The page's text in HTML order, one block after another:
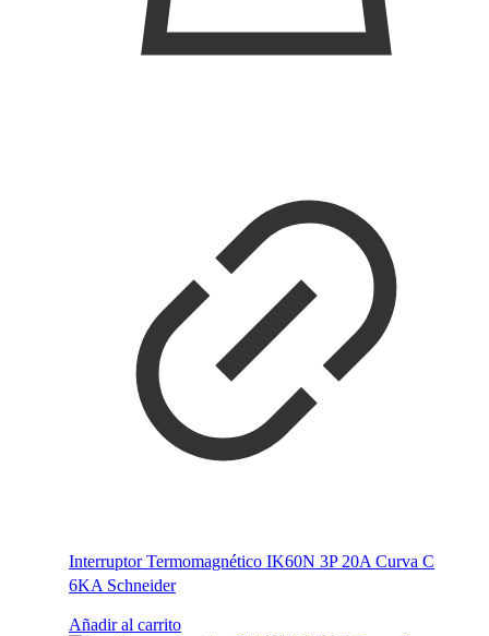
Interruptor Termomagnético IK60N 3P 20A Curva C
6KA Schneider
Añadir al carrito